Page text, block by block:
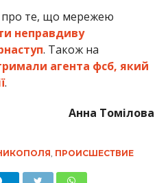
про те, що мережею
неправдиву
. Також на
агента фсб, який
.
Анна Томілова
ПРОИСШЕСТВИЕ